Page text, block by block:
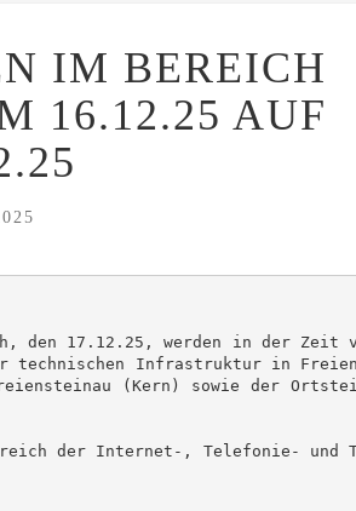
IM BEREICH
16.12.25 AUF
den 17.12.25, werden in der Zeit
technischen Infrastruktur in
(Kern) sowie der
der Internet-, Telefonie- und